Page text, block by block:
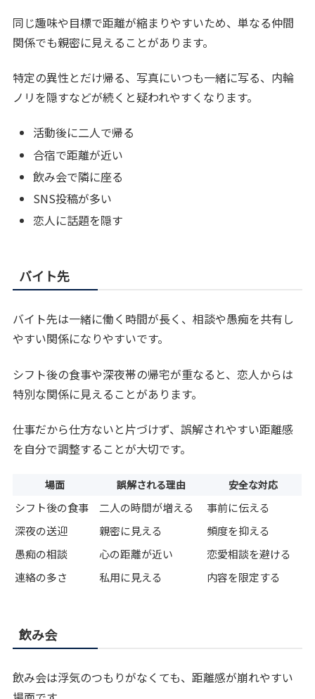
同じ趣味や目標で距離が縮まりやすいため、単なる仲間
関係でも親密に見えることがあります。
特定の異性とだけ帰る、写真にいつも一緒に写る、内輪
ノリを隠すなどが続くと疑われやすくなります。
活動後に二人で帰る
合宿で距離が近い
飲み会で隣に座る
SNS投稿が多い
恋人に話題を隠す
バイト先
バイト先は一緒に働く時間が長く、相談や愚痴を共有し
やすい関係になりやすいです。
シフト後の食事や深夜帯の帰宅が重なると、恋人からは
特別な関係に見えることがあります。
仕事だから仕方ないと片づけず、誤解されやすい距離感
を自分で調整することが大切です。
場面 誤解される理由 安全な対応
シフト後の食事 二人の時間が増える
事前に伝える
深夜の送迎
親密に見える
頻度を抑える
愚痴の相談
心の距離が近い
恋愛相談を避ける
連絡の多さ
私用に見える 内容を限定する
飲み会
飲み会は浮気のつもりがなくても、距離感が崩れやすい